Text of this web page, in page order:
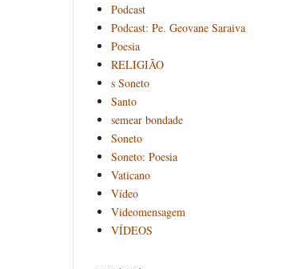
Podcast
Podcast: Pe. Geovane Saraiva
Poesia
RELIGIÃO
s Soneto
Santo
semear bondade
Soneto
Soneto: Poesia
Vaticano
Vídeo
Videomensagem
VÍDEOS